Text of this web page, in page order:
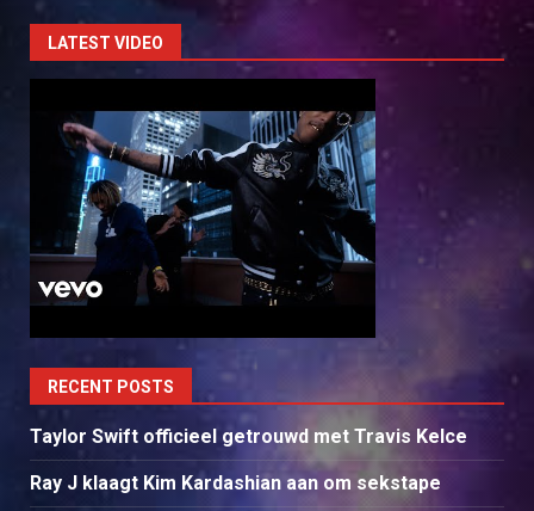
LATEST VIDEO
RECENT POSTS
Taylor Swift officieel getrouwd met Travis Kelce
Ray J klaagt Kim Kardashian aan om sekstape